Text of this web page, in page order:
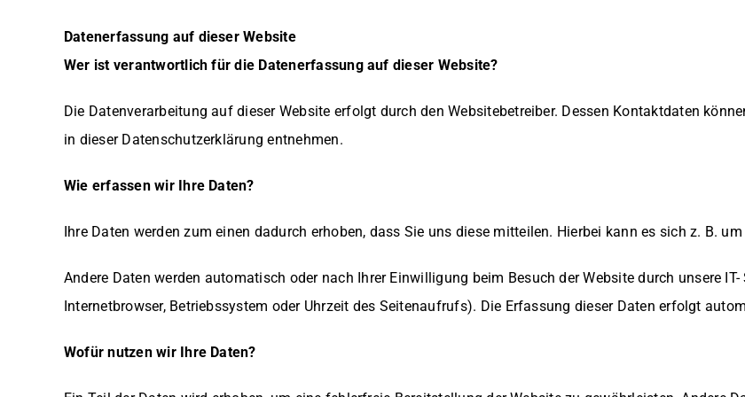
Datenerfassung auf dieser Website
Wer ist verantwortlich für die Datenerfassung auf dieser Website?
Die Datenverarbeitung auf dieser Website erfolgt durch den Websitebetreiber. Dessen Kontaktdaten
in dieser Datenschutzerklärung entnehmen.
Wie erfassen wir Ihre Daten?
Ihre Daten werden zum einen dadurch erhoben, dass Sie uns diese mitteilen. Hierbei kann es sich z. B.
Andere Daten werden automatisch oder nach Ihrer Einwilligung beim Besuch der Website durch unsere
Internetbrowser, Betriebssystem oder Uhrzeit des Seitenaufrufs). Die Erfassung dieser Daten erfolgt
Wofür nutzen wir Ihre Daten?